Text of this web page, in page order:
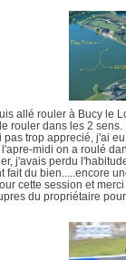
allé rouler à Bucy le
rouler dans les 2
pas trop apprecié, j'ai
midi on a roulé
j'avais perdu
fait du bien.....encore
cette session et
du propriétaire